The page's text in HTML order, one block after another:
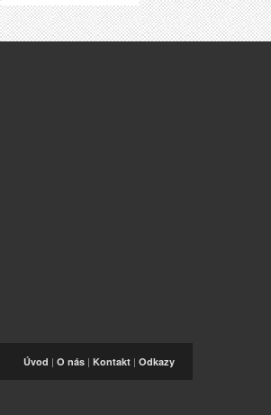
Úvod | O nás | Kontakt | Odkazy